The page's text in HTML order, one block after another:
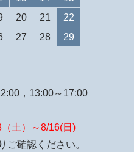
20 21
22
27 28
29
，13:00～17:00
土）～8/16(日)
ご確認ください。